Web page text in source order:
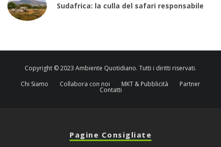
Sudafrica: la culla del safari responsabile
Copyright © 2023 Ambiente Quotidiano. Tutti i diritti riservati.
Chi Siamo
Collabora con noi MKT & Pubblicità Partner
Contatti
Pagine Consigliate